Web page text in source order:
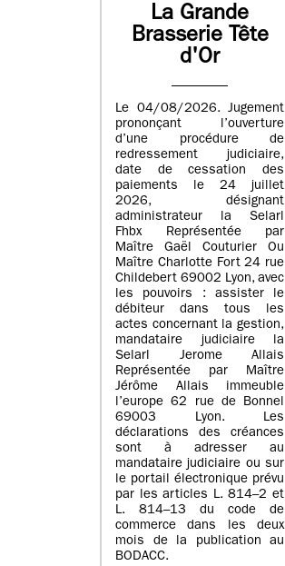
La Grande
Brasserie Tête
d'Or
Le 04/08/2026. Jugement
prononçant l’ouverture
d’une procédure de
redressement judiciaire,
date de cessation des
paiements le 24 juillet
2026, désignant
administrateur la Selarl
Fhbx Représentée par
Maître Gaël Couturier Ou
Maître Charlotte Fort 24 rue
Childebert 69002 Lyon, avec
les pouvoirs : assister le
débiteur dans tous les
actes concernant la gestion,
mandataire judiciaire la
Selarl Jerome Allais
Représentée par Maître
Jérôme Allais immeuble
l’europe 62 rue de Bonnel
69003 Lyon. Les
déclarations des créances
sont à adresser au
mandataire judiciaire ou sur
le portail électronique prévu
par les articles L. 814–2 et
L. 814–13 du code de
commerce dans les deux
mois de la publication au
BODACC.